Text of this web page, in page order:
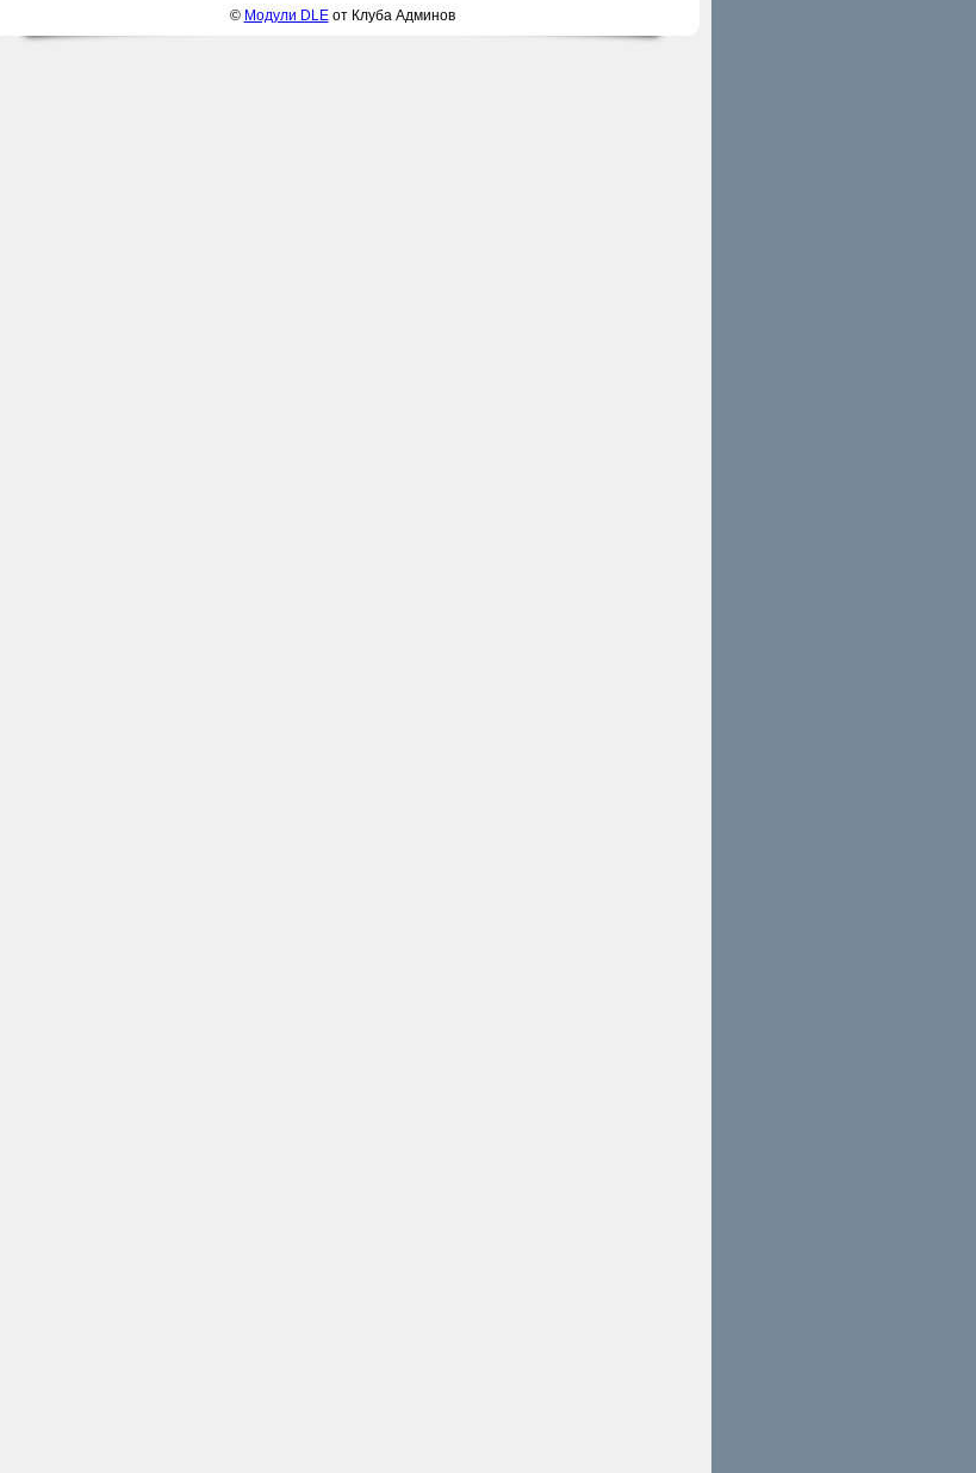
© Модули DLEот Клуба Админов